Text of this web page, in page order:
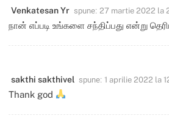
Venkatesan Yr spune: 27 martie 2022 la
நான் எப்படி உங்களை சந்திப்பது என்று
sakthi sakthivel spune: 1 aprilie 2022 la
Thank god